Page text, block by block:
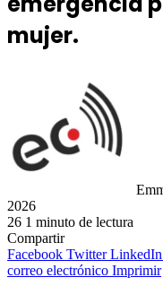
mujer.
2026
26 1 minuto de lectura
Compartir
Facebook Twitter LinkedIn
correo electrónico Imprimir